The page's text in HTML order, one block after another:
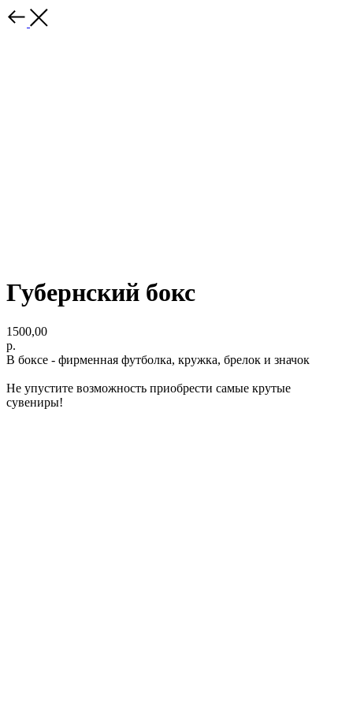
Губернский бокс
1500,00
р.
В боксе - фирменная футболка, кружка, брелок и значок
Не упустите возможность приобрести самые крутые
сувениры!